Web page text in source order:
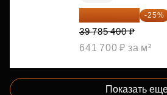
29 839 050 ₽ -25%
39 785 400 ₽
641 700 ₽ за м²
Показать